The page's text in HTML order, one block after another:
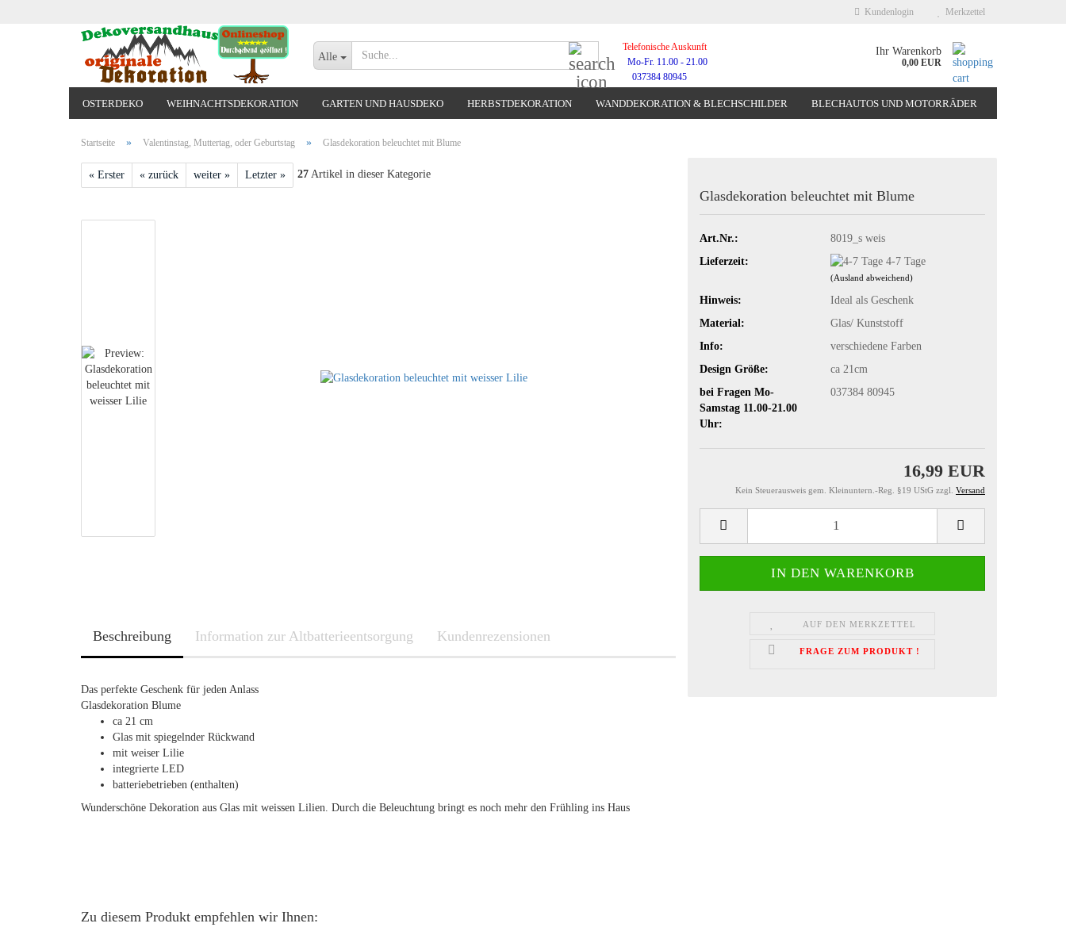
Kundenlogin Merkzettel
Alle
Suche...Telefonische Auskunft
Mo-Fr. 11.00 - 21.00
037384 80945
Ihr Warenkorb
0,00 EUR
OSTERDEKO WEIHNACHTSDEKORATION GARTEN UND HAUSDEKO HERBSTDEKORATION WANDDEKORATION & BLECHSCHILDER BLECHAUTOS UND MOTORRÄDER
Startseite » Valentinstag, Muttertag, oder Geburtstag » Glasdekoration beleuchtet mit Blume
« Erster « zurück weiter » Letzter » 27 Artikel in dieser Kategorie
Glasdekoration beleuchtet mit Blume
Art.Nr.:
8019_s weis
Lieferzeit:
4-7 Tage
(Ausland abweichend)
Hinweis:
Ideal als Geschenk
Material:
Glas/ Kunststoff
Info:
verschiedene Farben
Design Größe:
ca 21cm
bei Fragen Mo-
Samstag 11.00-21.00
Uhr:
037384 80945
16,99 EUR
Kein Steuerausweis gem. Kleinuntern.-Reg. §19 UStG zzgl. Versand
AUF DEN MERKZETTEL
FRAGE ZUM PRODUKT !
Beschreibung Information zur Altbatterieentsorgung Kundenrezensionen
Das perfekte Geschenk für jeden Anlass
Glasdekoration Blume
ca 21 cm
Glas mit spiegelnder Rückwand
mit weiser Lilie
integrierte LED
batteriebetrieben (enthalten)
Wunderschöne Dekoration aus Glas mit weissen Lilien. Durch die Beleuchtung bringt es noch mehr den Frühling ins Haus
Zu diesem Produkt empfehlen wir Ihnen: